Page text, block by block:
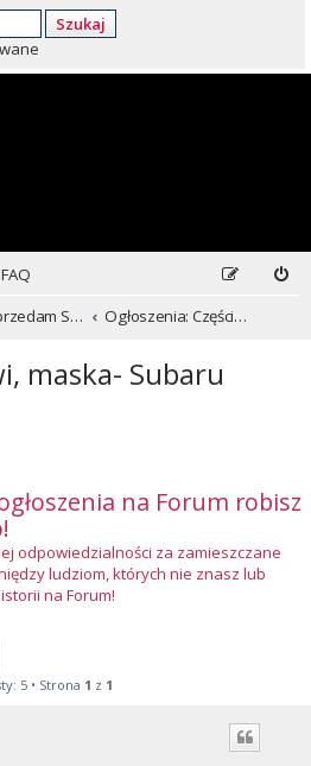
Szukaj
FAQ
Kupię/Sprzedam Subaru i nie tylko... Ogłoszenia: Części i inne
maska- Subaru
na Forum robisz
odpowiedzialności za zamieszczane
ludziom, których nie znasz lub
na Forum!
5 • Strona 1 z 1